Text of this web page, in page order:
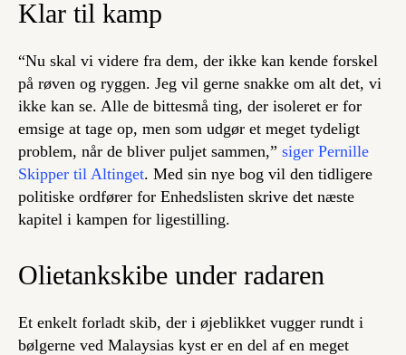
Klar til kamp
“Nu skal vi videre fra dem, der ikke kan kende forskel
på røven og ryggen. Jeg vil gerne snakke om alt det, vi
ikke kan se. Alle de bittesmå ting, der isoleret er for
emsige at tage op, men som udgør et meget tydeligt
problem, når de bliver puljet sammen,” siger Pernille
Skipper til Altinget. Med sin nye bog vil den tidligere
politiske ordfører for Enhedslisten skrive det næste
kapitel i kampen for ligestilling.
Olietankskibe under radaren
Et enkelt forladt skib, der i øjeblikket vugger rundt i
bølgerne ved Malaysias kyst er en del af en meget